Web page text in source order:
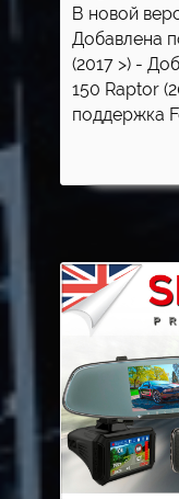
В новой
Добавлена
(2017 >) -
150 Raptor
поддержка